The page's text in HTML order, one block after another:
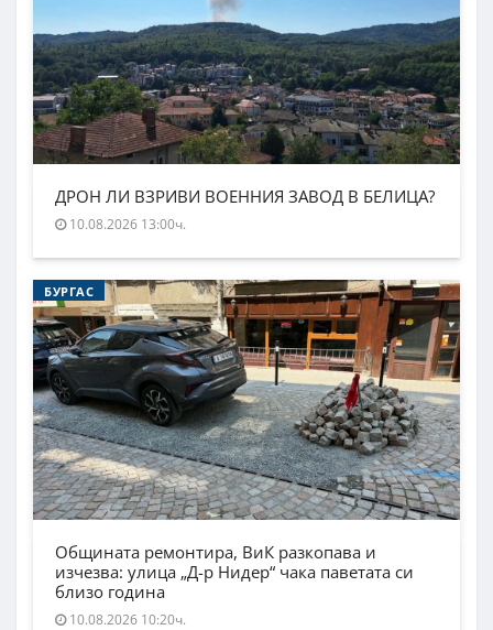
ДРОН ЛИ ВЗРИВИ ВОЕННИЯ ЗАВОД В БЕЛИЦА?
10.08.2026 13:00ч.
БУРГАС
Общината ремонтира, ВиК разкопава и
изчезва: улица „Д-р Нидер“ чака паветата си
близо година
10.08.2026 10:20ч.